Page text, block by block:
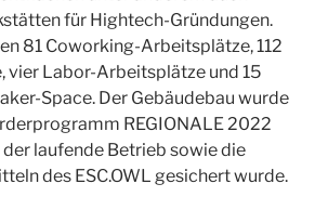
für Hightech-Gründungen.
81 Coworking-Arbeitsplätze, 112
vier Labor-Arbeitsplätze und 15
Space. Der Gebäudebau wurde
REGIONALE 2022
laufende Betrieb sowie die
des ESC.OWL gesichert wurde.